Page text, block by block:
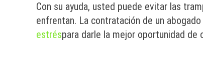
Con su ayuda, usted puede evitar las
enfrentan. La contratación de un
estréspara darle la mejor oportunidad